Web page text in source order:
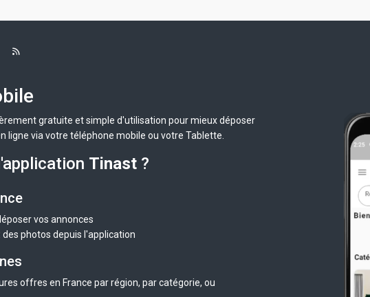
gratuite et simple d'utilisation pour mieux déposer
ligne via votre téléphone mobile ou votre Tablette.
Tinast ?
vos annonces
photos depuis l'application
offres en France par région, par catégorie, ou